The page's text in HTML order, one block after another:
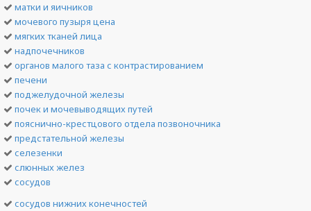
матки и яичников
мочевого пузыря цена
мягких тканей лица
надпочечников
органов малого таза с контрастированием
печени
поджелудочной железы
почек и мочевыводящих путей
пояснично-крестцового отдела позвоночника
предстательной железы
селезенки
слюнных желез
сосудов
сосудов нижних конечностей